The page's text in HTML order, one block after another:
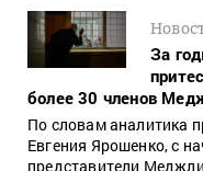
За
более 30 членов
По словам аналитика
Евгения Ярошенко, с
представители